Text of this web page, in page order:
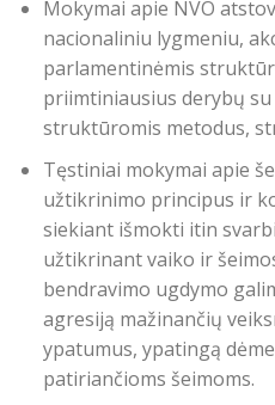
Mokymai apie NVO
nacionaliniu lygmeniu,
parlamentinėmis
priimtiniausius derybų
struktūromis metodus,
Tęstiniai mokymai apie
užtikrinimo principus ir
siekiant išmokti itin
užtikrinant vaiko ir
bendravimo ugdymo
agresiją mažinančių
ypatumus, ypatingą
patiriančioms šeimoms.